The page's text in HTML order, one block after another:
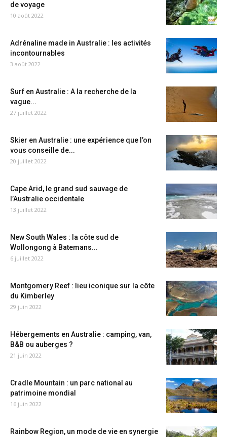
de voyage
10 août 2022
Adrénaline made in Australie : les activités
incontournables
3 août 2022
Surf en Australie : A la recherche de la
vague...
27 juillet 2022
Skier en Australie : une expérience que l’on
vous conseille de...
20 juillet 2022
Cape Arid, le grand sud sauvage de
l’Australie occidentale
13 juillet 2022
New South Wales : la côte sud de
Wollongong à Batemans...
6 juillet 2022
Montgomery Reef : lieu iconique sur la côte
du Kimberley
29 juin 2022
Hébergements en Australie : camping, van,
B&B ou auberges ?
21 juin 2022
Cradle Mountain : un parc national au
patrimoine mondial
16 juin 2022
Rainbow Region, un mode de vie en synergie